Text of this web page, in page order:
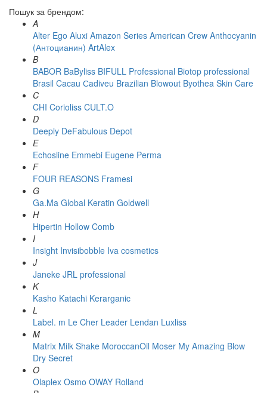
Пошук за брендом:
A
Alter Ego Aluxi Amazon Series American Crew Anthocyanin
(Антоцианин) ArtAlex
B
BABOR BaByliss BIFULL Professional Biotop professional
Brasil Cacau Сadiveu Brazilian Blowout Byothea Skin Care
C
CHI Corioliss CULT.O
D
Deeply DeFabulous Depot
E
Echosline Emmebi Eugene Perma
F
FOUR REASONS Framesi
G
Ga.Ma Global Keratin Goldwell
H
Hipertin Hollow Comb
I
Insight Invisibobble Iva cosmetics
J
Janeke JRL professional
K
Kasho Katachi Kerarganic
L
Label. m Le Cher Leader Lendan Luxliss
M
Matrix Milk Shake MoroccanOil Moser My Amazing Blow
Dry Secret
O
Olaplex Osmo OWAY Rolland